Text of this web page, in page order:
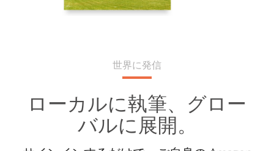
世界に発信
ローカルに執筆、グロー
バルに展開。